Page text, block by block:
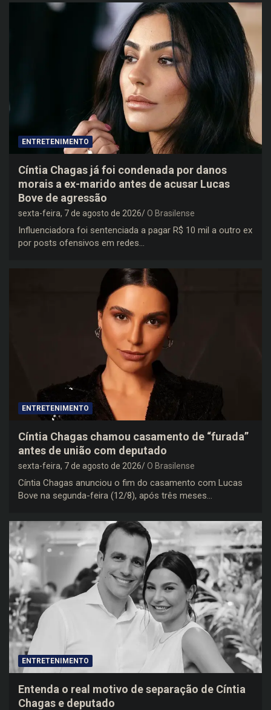
ENTRETENIMENTO
Cíntia Chagas já foi condenada por danos
morais a ex-marido antes de acusar Lucas
Bove de agressão
sexta-feira, 7 de agosto de 2026 O Brasilense
Influenciadora foi sentenciada a pagar R$ 10 mil a outro ex
por posts ofensivos em redes…
ENTRETENIMENTO
Cíntia Chagas chamou casamento de “furada”
antes de união com deputado
sexta-feira, 7 de agosto de 2026 O Brasilense
Cíntia Chagas anunciou o fim do casamento com Lucas
Bove na segunda-feira (12/8), após três meses…
ENTRETENIMENTO
Entenda o real motivo de separação de Cíntia
Chagas e deputado